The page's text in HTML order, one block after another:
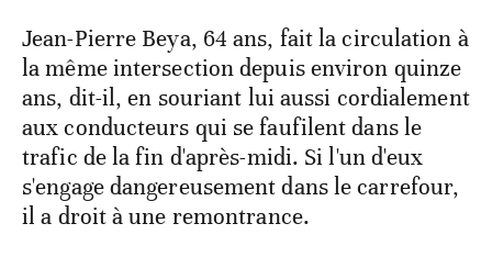
Jean-Pierre Beya, 64 ans, fait la circulation à
la même intersection depuis environ quinze
ans, dit-il, en souriant lui aussi cordialement
aux conducteurs qui se faufilent dans le
trafic de la fin d'après-midi. Si l'un d'eux
s'engage dangereusement dans le carrefour,
il a droit à une remontrance.